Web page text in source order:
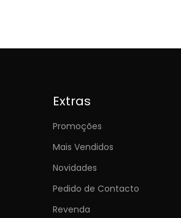
Extras
Promoções
Mais Vendidos
Novidades
Pedido de Contacto
Revenda